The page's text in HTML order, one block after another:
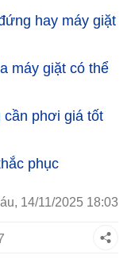
hay máy giặt
máy giặt có thể
cần phơi giá tốt
phục
14/11/2025 18:03